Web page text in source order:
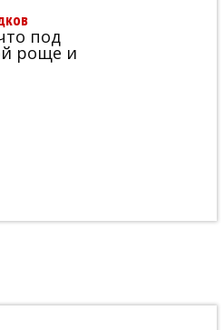
под
роще и